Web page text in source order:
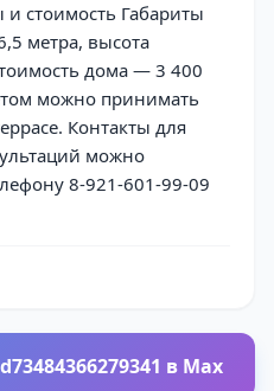
стоимость Габариты
метра, высота
дома — 3 400
можно принимать
Контакты для
можно
8-921-601-99-09
в Max